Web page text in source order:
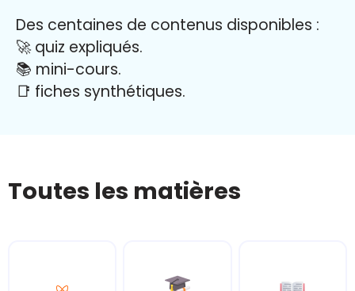
Des centaines de contenus disponibles :
🚀 quiz expliqués.
📚 mini-cours.
📑 fiches synthétiques.
Toutes les matières